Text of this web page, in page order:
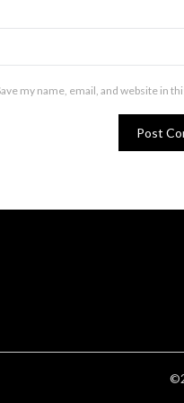
my name, email, and website in